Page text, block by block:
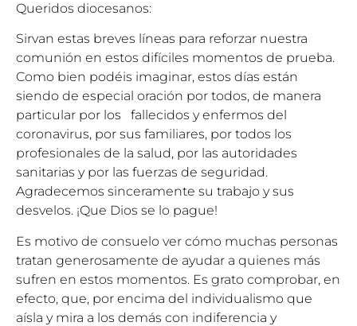
Queridos diocesanos:
Sirvan estas breves líneas para reforzar nuestra
comunión en estos difíciles momentos de prueba.
Como bien podéis imaginar, estos días están
siendo de especial oración por todos, de manera
particular por los fallecidos y enfermos del
coronavirus, por sus familiares, por todos los
profesionales de la salud, por las autoridades
sanitarias y por las fuerzas de seguridad.
Agradecemos sinceramente su trabajo y sus
desvelos. ¡Que Dios se lo pague!
Es motivo de consuelo ver cómo muchas personas
tratan generosamente de ayudar a quienes más
sufren en estos momentos. Es grato comprobar, en
efecto, que, por encima del individualismo que
aísla y mira a los demás con indiferencia y